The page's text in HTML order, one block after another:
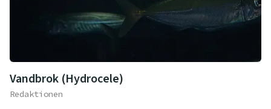
Vandbrok (Hydrocele)
Redaktionen